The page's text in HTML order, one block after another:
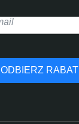
ODBIERZ RABAT